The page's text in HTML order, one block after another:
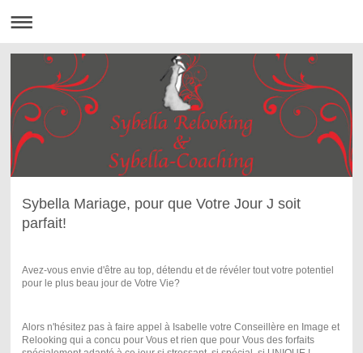
Sybella Mariage, pour que Votre Jour J soit
parfait!
Avez-vous envie d'être au top, détendu et de révéler tout votre potentiel
pour le plus beau jour de Votre Vie?
Alors n'hésitez pas à faire appel à Isabelle votre Conseillère en Image et
Relooking qui a concu pour Vous et rien que pour Vous des forfaits